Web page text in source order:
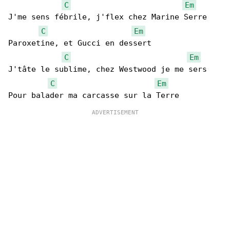
C
Em
J'me sens fébrile, j'flex chez Marine Serre
C
Em
Paroxetine, et Gucci en dessert
C
Em
J'tâte le sublime, chez Westwood je me sers
C
Em